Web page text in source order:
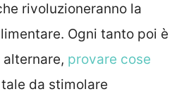
rivoluzioneranno la
Ogni tanto poi è
provare cose
da stimolare